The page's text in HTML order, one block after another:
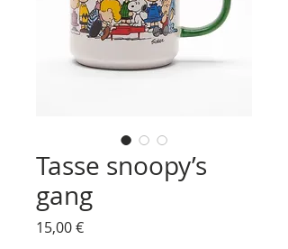
Tasse snoopy’s
gang
15,00 €Prix